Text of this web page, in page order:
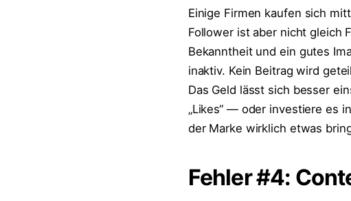
Einige Firmen kaufen sich
Follower ist aber nicht gleich
Bekanntheit und ein gutes
inaktiv. Kein Beitrag wird
Das Geld lässt sich besser
„Likes“ — oder investiere es
der Marke wirklich etwas
Fehler #4: